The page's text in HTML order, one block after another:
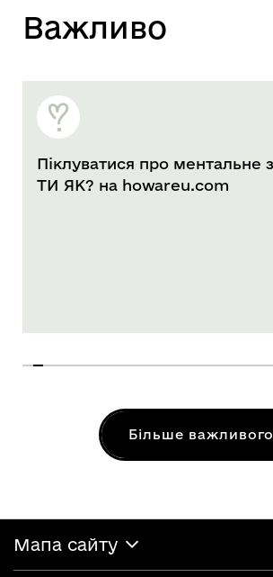
Вaжливо
Піклуватися про ментальне
ТИ ЯК? на howareu.com
Більше важливого
Мапа сайту